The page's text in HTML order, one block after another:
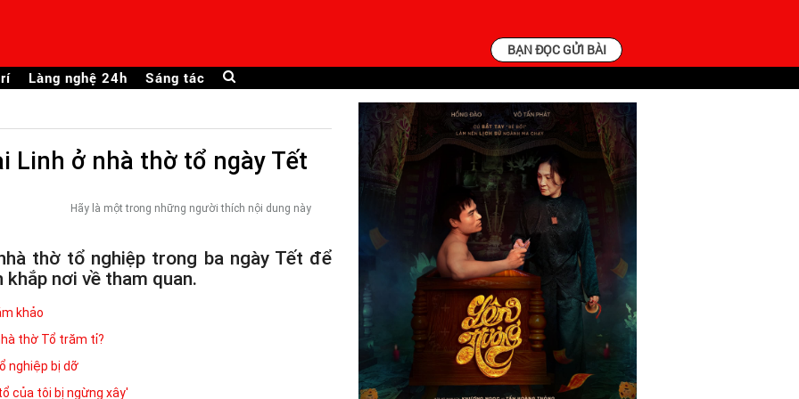
BẠN ĐỌC GỬI BÀI
Làng nghệ 24h Sáng tác
Linh ở nhà thờ tổ ngày Tết
Hãy là một trong những người thích nội dung này
thờ tổ nghiệp trong ba ngày Tết để
nơi về tham quan.
khảo
thờ Tổ trăm tỉ?
nghiệp bị dỡ
của tôi bị ngừng xây'